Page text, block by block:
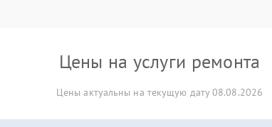
Цены на услуги ремонта
Цены актуальны на текущую дату 08.08.2026